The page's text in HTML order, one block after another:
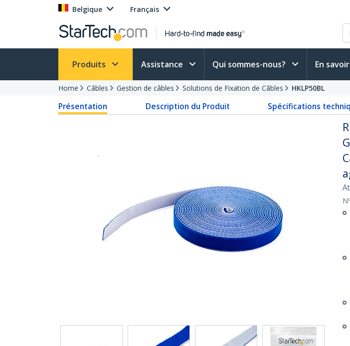
Belgique Français
Produits Assistance Qui sommes-nous? En
Home Câbles Gestion de câbles Solutions de Fixation de Câbles HKLP50BL
Présentation Description du Produit Spécifications